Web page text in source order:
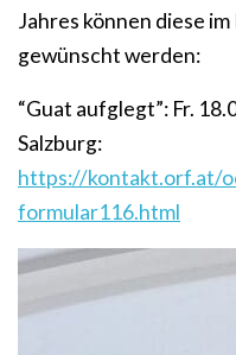
Jahres können diese
gewünscht werden:
“Guat aufglegt”: Fr.
Salzburg:
https://kontakt.orf.at/
formular116.html